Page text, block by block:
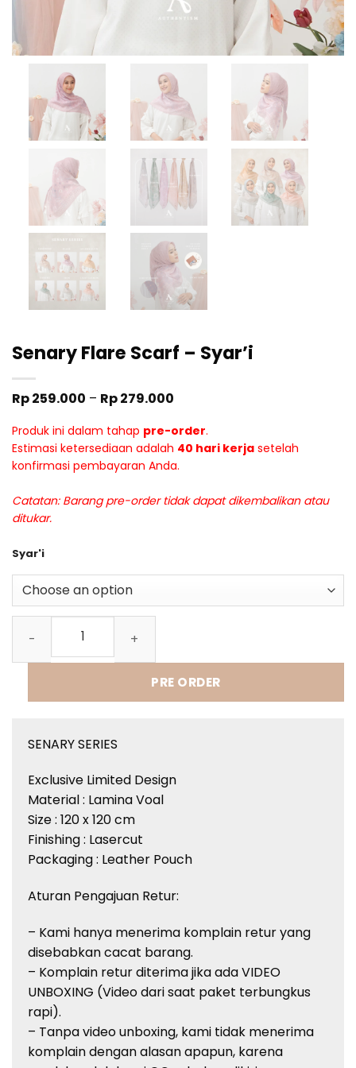
Senary Flare Scarf – Syar’i
Rp259.000 – Rp279.000
Rp 259.000
through
Rp 279.000
Produk ini dalam tahap pre-order.
Estimasi ketersediaan adalah 40 hari kerja setelah
konfirmasi pembayaran Anda.
Catatan: Barang pre-order tidak dapat dikembalikan atau
ditukar.
Syar'i
PRE ORDER
SENARY SERIES
Exclusive Limited Design
Material : Lamina Voal
Size : 120 x 120 cm
Finishing : Lasercut
Packaging : Leather Pouch
Aturan Pengajuan Retur:
– Kami hanya menerima komplain retur yang
disebabkan cacat barang.
– Komplain retur diterima jika ada VIDEO
UNBOXING (Video dari saat paket terbungkus
rapi).
– Tanpa video unboxing, kami tidak menerima
komplain dengan alasan apapun, karena